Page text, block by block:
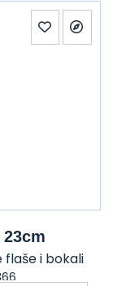
i bokali